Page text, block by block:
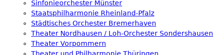
Sinfonieorchester Münster
Staatsphilharmonie Rheinland-Pfalz
Städtisches Orchester Bremerhaven
Theater Nordhausen / Loh-Orchester Sondershausen
Theater Vorpommern